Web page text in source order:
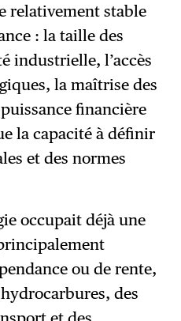
relativement stable
: la taille des
industrielle, l’accès
la maîtrise des
financière
la capacité à définir
et des normes
occupait déjà une
ou de rente,
des